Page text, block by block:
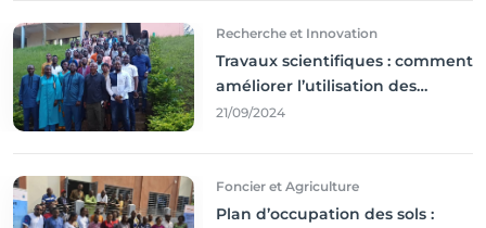
Recherche et Innovation
Travaux scientifiques : comment
améliorer l’utilisation des
résultats coince
21/09/2024
Foncier et Agriculture
Plan d’occupation des sols :